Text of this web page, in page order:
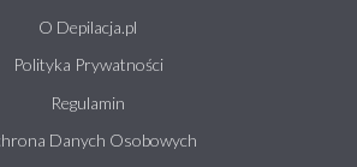
O Depilacja.pl
Polityka Prywatności
Regulamin
Danych Osobowych